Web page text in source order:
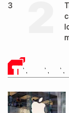
Trung Quốc phát
cao su tự nhiên”
loài cỏ dại mọc
TIN CÔNG